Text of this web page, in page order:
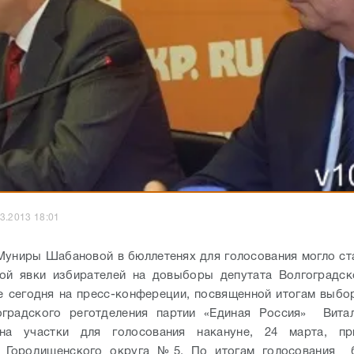
18:01
Шабановой в бюллетенях для голосования могло
явки избирателей на довыборы депутата
сегодня на пресс-конфереции, посвященной итогам
реготделения партии «Единая Россия»
участки для голосования накануне, 24 марта,
Городищенского округа №5. По итогам голосования